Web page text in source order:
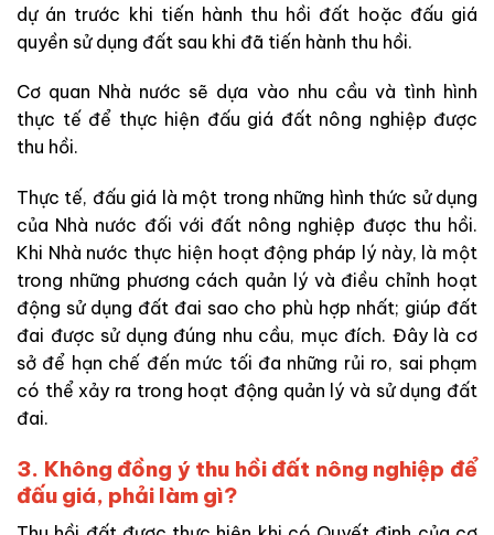
dự án trước khi tiến hành thu hồi đất hoặc đấu giá
quyền sử dụng đất sau khi đã tiến hành thu hồi.
Cơ quan Nhà nước sẽ dựa vào nhu cầu và tình hình
thực tế để thực hiện đấu giá đất nông nghiệp được
thu hồi.
Thực tế, đấu giá là một trong những hình thức sử dụng
của Nhà nước đối với đất nông nghiệp được thu hồi.
Khi Nhà nước thực hiện hoạt động pháp lý này, là một
trong những phương cách quản lý và điều chỉnh hoạt
động sử dụng đất đai sao cho phù hợp nhất; giúp đất
đai được sử dụng đúng nhu cầu, mục đích. Đây là cơ
sở để hạn chế đến mức tối đa những rủi ro, sai phạm
có thể xảy ra trong hoạt động quản lý và sử dụng đất
đai.
3. Không đồng ý thu hồi đất nông nghiệp để
đấu giá, phải làm gì?